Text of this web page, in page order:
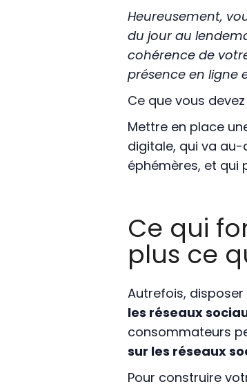
Heureusement,
du jour au
cohérence de
présence en ligne
Ce que vous
Mettre en place
digitale, qui va
éphémères, et qui
Ce qui
plus ce
Autrefois, disposer
les réseaux
consommateurs
sur les réseaux
Pour construire